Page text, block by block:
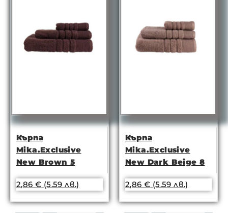
Кърпа
Mika.Exclusive
New Brown 5
2,86 € (5.59 лв.)
Кърпа
Mika.Exclusive
New Dark Beige 8
2,86 € (5.59 лв.)